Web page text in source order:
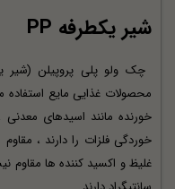
شیر یکطرفه PP
محصولات غذایی مایع استفاده
خورنده مانند اسیدهای
خوردگی فلزات را دارند ،